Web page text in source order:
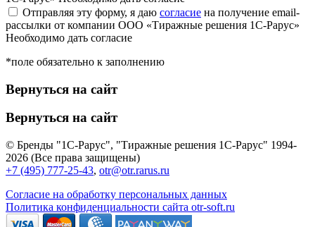
Отправляя эту форму, я даю согласие на получение email-
рассылки от компании ООО «Тиражные решения 1С-Рарус»
Необходимо дать согласие
*поле обязательно к заполнению
Вернуться на сайт
Вернуться на сайт
© Бренды "1С-Рарус", "Тиражные решения 1С-Рарус" 1994-
2026 (Все права защищены)
+7 (495) 777-25-43, otr@otr.rarus.ru
Согласие на обработку персональных данных
Политика конфиденциальности сайта otr-soft.ru